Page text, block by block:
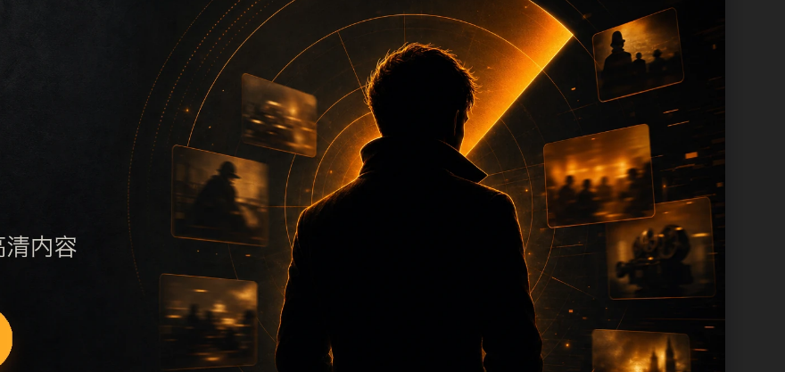
18面向移动端用户的连续浏览场景整理，核心围绕最新网红吃瓜事件合集、实时热榜和同类长尾需求
同类推荐和上下文说明放在同一层级，减少用户来回搜索的成本。内容更新时优先保留真实可点击入
只堆关键词而没有可读信息。第18篇内容用于补齐栏目深度，同时帮助 sitemap、栏目页、首页推荐形
关键词、栏目词和文章标题，让搜索引擎能够从标题、正文、图片 alt、title
续执行远程图片本地化、坏图默认图兜底、标题去重和 description 长度过滤。如果同一主题下有多个
问场景、相关问题或专题入口，降低站群页面之间的重复感。页面底部保留同类推荐、上一篇下一篇和
在三次以内。正文维护时可按用户搜索路径补充三类信息：入口是否稳定、同栏目还有哪些可继续阅
新增内容后同步检查标题、description、canonical、主题图、alt、title和推荐链接，确保页面既能被搜